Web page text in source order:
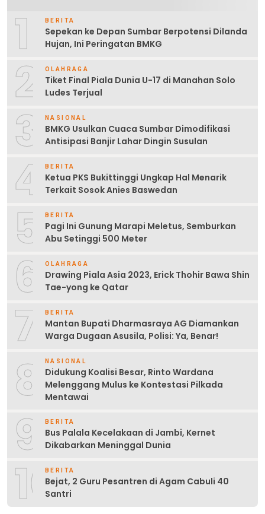
1 BERITA
Sepekan ke Depan Sumbar Berpotensi Dilanda
Hujan, Ini Peringatan BMKG
2 OLAHRAGA
Tiket Final Piala Dunia U-17 di Manahan Solo
Ludes Terjual
3 NASIONAL
BMKG Usulkan Cuaca Sumbar Dimodifikasi
Antisipasi Banjir Lahar Dingin Susulan
4 BERITA
Ketua PKS Bukittinggi Ungkap Hal Menarik
Terkait Sosok Anies Baswedan
5 BERITA
Pagi Ini Gunung Marapi Meletus, Semburkan
Abu Setinggi 500 Meter
6 OLAHRAGA
Drawing Piala Asia 2023, Erick Thohir Bawa Shin
Tae-yong ke Qatar
7 BERITA
Mantan Bupati Dharmasraya AG Diamankan
Warga Dugaan Asusila, Polisi: Ya, Benar!
8 NASIONAL
Didukung Koalisi Besar, Rinto Wardana
Melenggang Mulus ke Kontestasi Pilkada
Mentawai
9 BERITA
Bus Palala Kecelakaan di Jambi, Kernet
Dikabarkan Meninggal Dunia
10BERITA
Bejat, 2 Guru Pesantren di Agam Cabuli 40
Santri